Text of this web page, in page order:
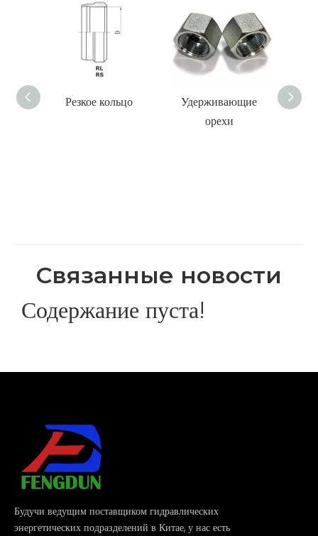
Резкое кольцо
Удерживающие
орехи
Связанные новости
Содержание пуста!
Будучи ведущим поставщиком гидравлических
энергетических подразделений в Китае, у нас есть